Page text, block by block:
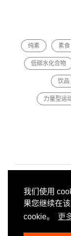
我们使用
果您继续在
cookie。
更
纯素 素食
低碳水化合物
饮品
力量型运